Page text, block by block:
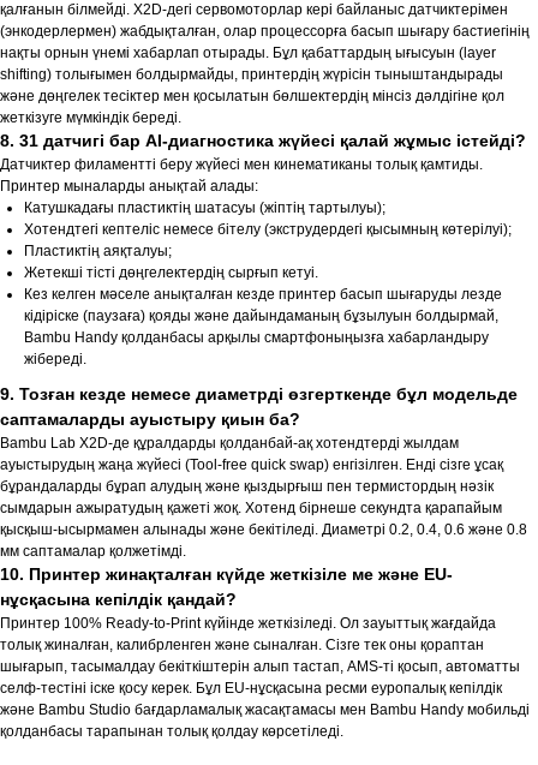
қалғанын білмейді. X2D-дегі сервомоторлар кері байланыс датчиктерімен
(энкодерлермен) жабдықталған, олар процессорға басып шығару бастиегінің
нақты орнын үнемі хабарлап отырады. Бұл қабаттардың ығысуын (layer
shifting) толығымен болдырмайды, принтердің жүрісін тыныштандырады
және дөңгелек тесіктер мен қосылатын бөлшектердің мінсіз дәлдігіне қол
жеткізуге мүмкіндік береді.
8. 31 датчигі бар AI-диагностика жүйесі қалай жұмыс істейді?
Датчиктер филаментті беру жүйесі мен кинематиканы толық қамтиды.
Принтер мыналарды анықтай алады:
Катушкадағы пластиктің шатасуы (жіптің тартылуы);
Хотендтегі кептеліс немесе бітелу (экструдердегі қысымның көтерілуі);
Пластиктің аяқталуы;
Жетекші тісті дөңгелектердің сырғып кетуі.
Кез келген мәселе анықталған кезде принтер басып шығаруды лезде
кідіріске (паузаға) қояды және дайындаманың бұзылуын болдырмай,
Bambu Handy қолданбасы арқылы смартфоныңызға хабарландыру
жібереді.
9. Тозған кезде немесе диаметрді өзгерткенде бұл модельде
саптамаларды ауыстыру қиын ба?
Bambu Lab X2D-де құралдарды қолданбай-ақ хотендтерді жылдам
ауыстырудың жаңа жүйесі (Tool-free quick swap) енгізілген. Енді сізге ұсақ
бұрандаларды бұрап алудың және қыздырғыш пен термистордың нәзік
сымдарын ажыратудың қажеті жоқ. Хотенд бірнеше секундта қарапайым
қысқыш-ысырмамен алынады және бекітіледі. Диаметрі 0.2, 0.4, 0.6 және 0.8
мм саптамалар қолжетімді.
10. Принтер жинақталған күйде жеткізіле ме және EU-
нұсқасына кепілдік қандай?
Принтер 100% Ready-to-Print күйінде жеткізіледі. Ол зауыттық жағдайда
толық жиналған, калибрленген және сыналған. Сізге тек оны қораптан
шығарып, тасымалдау бекіткіштерін алып тастап, AMS-ті қосып, автоматты
селф-тестіні іске қосу керек. Бұл EU-нұсқасына ресми еуропалық кепілдік
және Bambu Studio бағдарламалық жасақтамасы мен Bambu Handy мобильді
қолданбасы тарапынан толық қолдау көрсетіледі.